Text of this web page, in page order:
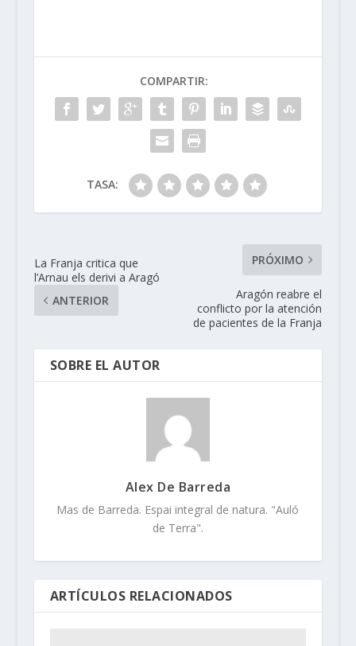
COMPARTIR:
TASA:
La Franja critica que
l’Arnau els derivi a Aragó
ANTERIOR
PRÓXIMO
Aragón reabre el
conflicto por la atención
de pacientes de la Franja
SOBRE EL AUTOR
Alex De Barreda
Mas de Barreda. Espai integral de natura. "Auló
de Terra".
ARTÍCULOS RELACIONADOS